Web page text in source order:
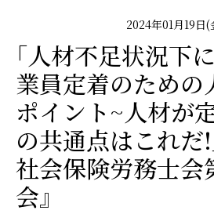
2024年01月19日(
｢人材不足状況下
業員定着のための
ポイント~人材が
の共通点はこれだ
社会保険労務士会
会』